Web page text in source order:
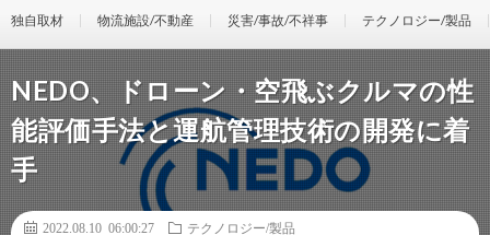
独自取材 物流施設/不動産 災害/事故/不祥事 テクノロジー/製品
NEDO、ドローン・空飛ぶクルマの性
能評価手法と運航管理技術の開発に着
手
2022.08.10 06:00:27
テクノロジー/製品